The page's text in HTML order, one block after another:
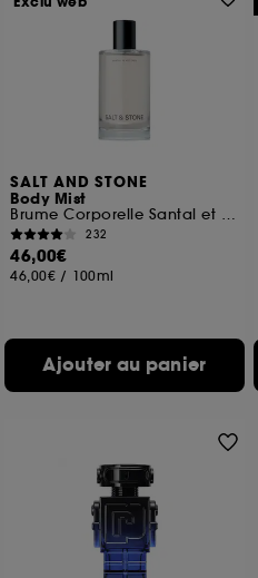
SALT AND STONE
Body Mist
Brume Corporelle Santal et Vétiver
232
46,00€
46,00€ / 100ml
Ajouter au panier